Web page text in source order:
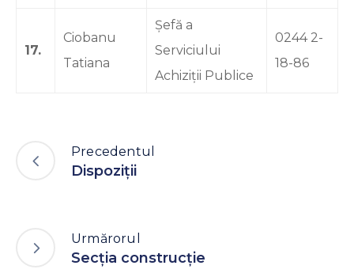
17.
Ciobanu
Tatiana
Șefă a
Serviciului
Achiziții Publice
0244 2-
18-86
Precedentul
Dispoziţii
Urmărorul
Secția construcție